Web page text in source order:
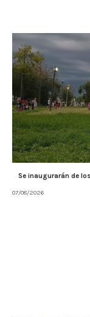
Se inaugurarán de
07/08/2026